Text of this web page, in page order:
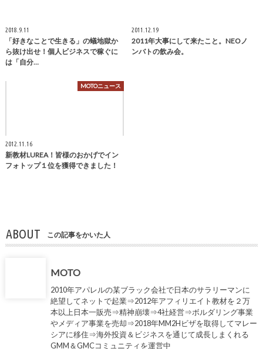
2018.9.11
「好きなことで生きる」の蟻地獄か
ら抜け出せ！個人ビジネスで稼ぐに
は「自分…
2011.12.19
2011年大事にして来たこと。NEOノ
ンバトの飲み会。
MOTOニュース
2012.11.16
新教材LUREA！皆様のおかげでイン
フォトップ１位を獲得できました！
ABOUT この記事をかいた人
MOTO
2010年アパレルの某ブラック会社で日本のサラリーマンに
絶望してネットで起業⇒2012年アフィリエイト教材を２万
本以上日本一販売⇒精神崩壊⇒4社経営⇒ボルダリング事業
やメディア事業を売却⇒2018年MM2Hビザを取得してマレー
シアに移住⇒海外投資＆ビジネスを通じて成長しまくれる
GMM＆GMCコミュニティを運営中